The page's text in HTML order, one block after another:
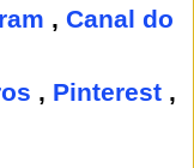
, Canal do
, Pinterest ,